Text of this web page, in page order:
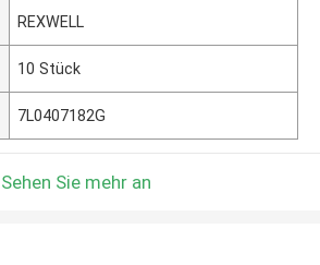
REXWELL
10 Stück
7L0407182G
Sehen Sie mehr an